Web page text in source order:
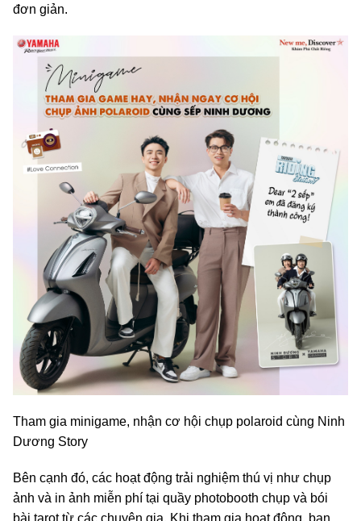
đơn giản.
Tham gia minigame, nhận cơ hội chụp polaroid cùng Ninh
Dương Story
Bên cạnh đó, các hoạt động trải nghiệm thú vị như chụp
ảnh và in ảnh miễn phí tại quầy photobooth chụp và bói